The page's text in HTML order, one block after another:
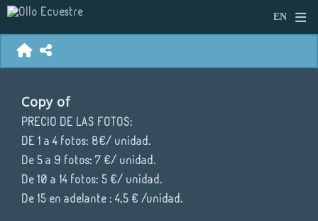
Copy of
PRECIO DE LAS FOTOS:
DE 1 a 4 fotos: 8€/ unidad.
De 5 a 9 fotos: 7 €/ unidad.
De 10 a 14 fotos: 5 €/ unidad.
De 15 en adelante : 4,5 € /unidad.